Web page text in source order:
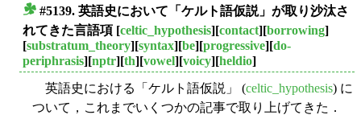
#5139. 英語史において「ケルト語仮説」が取り沙汰さ
れてきた言語項 [celtic_hypothesis][contact][borrowing]
[substratum_theory][syntax][be][progressive][do-
periphrasis][nptr][th][vowel][voicy][heldio]
英語史における「ケルト語仮説」 (celtic_hypothesis) に
ついて，これまでいくつかの記事で取り上げてきた．